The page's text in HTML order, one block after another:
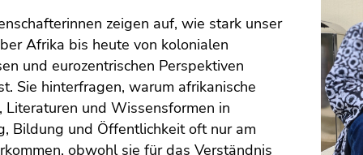
zeigen auf, wie stark unser
Afrika bis heute von kolonialen
und eurozentrischen Perspektiven
Sie hinterfragen, warum afrikanische
Literaturen und Wissensformen in
Bildung und Öffentlichkeit oft nur am
obwohl sie für das Verständnis